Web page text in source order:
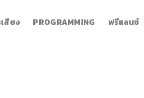
สียง PROGRAMMING ฟรีแลนซ์